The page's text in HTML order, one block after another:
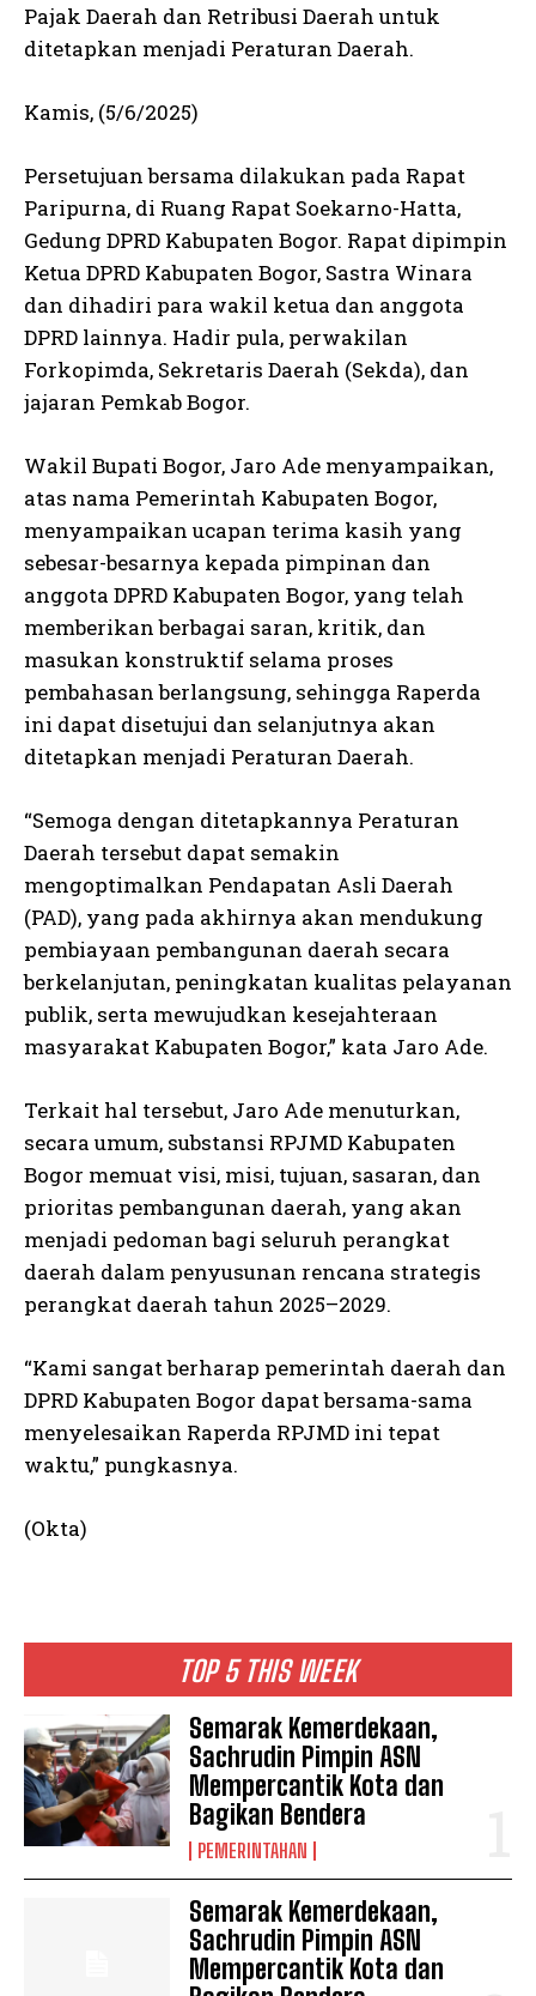
TOP 5 THIS WEEK
Semarak Kemerdekaan,
Sachrudin Pimpin ASN
Mempercantik Kota dan
Bagikan Bendera
PEMERINTAHAN
Semarak Kemerdekaan,
Sachrudin Pimpin ASN
Mempercantik Kota dan
Pajak Daerah dan Retribusi Daerah untuk
ditetapkan menjadi Peraturan Daerah.
Kamis, (5/6/2025)
Persetujuan bersama dilakukan pada Rapat
Paripurna, di Ruang Rapat Soekarno-Hatta,
Gedung DPRD Kabupaten Bogor. Rapat dipimpin
Ketua DPRD Kabupaten Bogor, Sastra Winara
dan dihadiri para wakil ketua dan anggota
DPRD lainnya. Hadir pula, perwakilan
Forkopimda, Sekretaris Daerah (Sekda), dan
jajaran Pemkab Bogor.
Wakil Bupati Bogor, Jaro Ade menyampaikan,
atas nama Pemerintah Kabupaten Bogor,
menyampaikan ucapan terima kasih yang
sebesar-besarnya kepada pimpinan dan
anggota DPRD Kabupaten Bogor, yang telah
memberikan berbagai saran, kritik, dan
masukan konstruktif selama proses
pembahasan berlangsung, sehingga Raperda
ini dapat disetujui dan selanjutnya akan
ditetapkan menjadi Peraturan Daerah.
“Semoga dengan ditetapkannya Peraturan
Daerah tersebut dapat semakin
mengoptimalkan Pendapatan Asli Daerah
(PAD), yang pada akhirnya akan mendukung
pembiayaan pembangunan daerah secara
berkelanjutan, peningkatan kualitas pelayanan
publik, serta mewujudkan kesejahteraan
masyarakat Kabupaten Bogor,” kata Jaro Ade.
Terkait hal tersebut, Jaro Ade menuturkan,
secara umum, substansi RPJMD Kabupaten
Bogor memuat visi, misi, tujuan, sasaran, dan
prioritas pembangunan daerah, yang akan
menjadi pedoman bagi seluruh perangkat
daerah dalam penyusunan rencana strategis
perangkat daerah tahun 2025–2029.
“Kami sangat berharap pemerintah daerah dan
DPRD Kabupaten Bogor dapat bersama-sama
menyelesaikan Raperda RPJMD ini tepat
waktu,” pungkasnya.
(Okta)